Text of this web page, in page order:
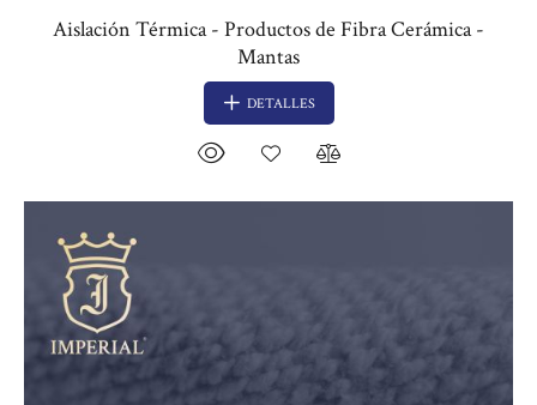
Aislación Térmica - Productos de Fibra Cerámica -
Mantas
DETALLES